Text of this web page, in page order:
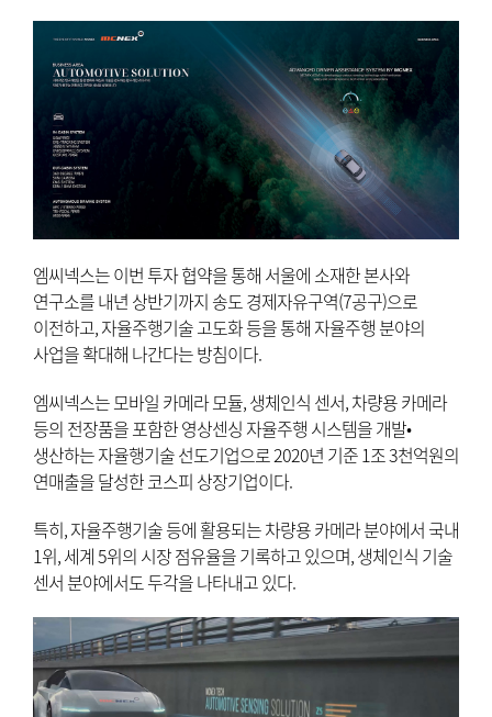
엠씨넥스는 이번 투자 협약을 통해 서울에 소재한 본사와
연구소를 내년 상반기까지 송도 경제자유구역(7공구)으로
이전하고, 자율주행기술 고도화 등을 통해 자율주행 분야의
사업을 확대해 나간다는 방침이다.
엠씨넥스는 모바일 카메라 모듈, 생체인식 센서, 차량용 카메라
등의 전장품을 포함한 영상센싱 자율주행 시스템을 개발•
생산하는 자율행기술 선도기업으로 2020년 기준 1조 3천억원의
연매출을 달성한 코스피 상장기업이다.
특히, 자율주행기술 등에 활용되는 차량용 카메라 분야에서 국내
1위, 세계 5위의 시장 점유율을 기록하고 있으며, 생체인식 기술
센서 분야에서도 두각을 나타내고 있다.